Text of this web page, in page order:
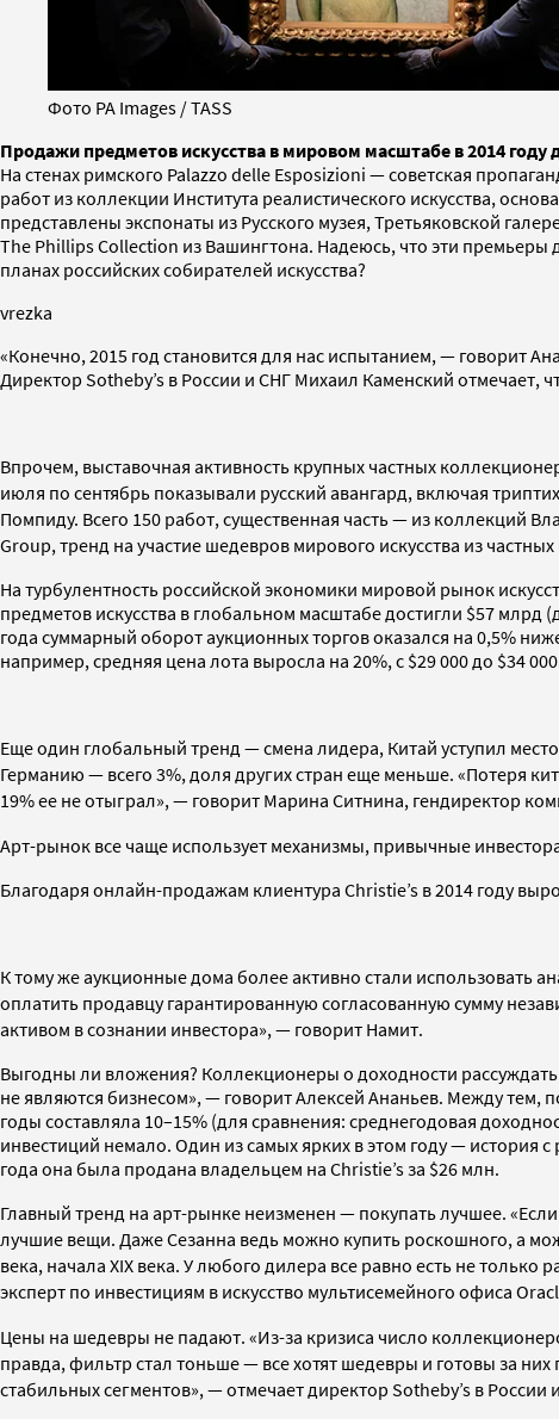
Фото PA Images / TASS
Продажи предметов искусства в мировом масштабе в 2014
На стенах римского Palazzo delle Esposizioni — советская
работ из коллекции Института реалистического искусства,
представлены экспонаты из Русского музея, Третьяковской
The Phillips Collection из Вашингтона. Надеюсь, что эти
планах российских собирателей искусства?
vrezka
«Конечно, 2015 год становится для нас испытанием, — говорит
Директор Sotheby’s в России и СНГ Михаил Каменский отмечает,
Впрочем, выставочная активность крупных частных
июля по сентябрь показывали русский авангард, включая
Помпиду. Всего 150 работ, существенная часть — из коллекций
Group, тренд на участие шедевров мирового искусства из
На турбулентность российской экономики мировой рынок
предметов искусства в глобальном масштабе достигли $57
года суммарный оборот аукционных торгов оказался на 0,5%
например, средняя цена лота выросла на 20%, с $29 000 до $34
Еще один глобальный тренд — смена лидера, Китай уступил
Германию — всего 3%, доля других стран еще меньше. «Потеря
19% ее не отыграл», — говорит Марина Ситнина, гендиректор
Арт-рынок все чаще использует механизмы, привычные
Благодаря онлайн-продажам клиентура Christie’s в 2014 году
К тому же аукционные дома более активно стали использовать
оплатить продавцу гарантированную согласованную сумму
активом в сознании инвестора», — говорит Намит.
Выгодны ли вложения? Коллекционеры о доходности
не являются бизнесом», — говорит Алексей Ананьев. Между тем,
годы составляла 10–15% (для сравнения: среднегодовая
инвестиций немало. Один из самых ярких в этом году — история с
года она была продана владельцем на Christie’s за $26 млн.
Главный тренд на арт-рынке неизменен — покупать лучшее.
лучшие вещи. Даже Сезанна ведь можно купить роскошного, а
века, начала XIX века. У любого дилера все равно есть не
эксперт по инвестициям в искусство мультисемейного офиса
Цены на шедевры не падают. «Из-за кризиса число
правда, фильтр стал тоньше — все хотят шедевры и готовы за
стабильных сегментов», — отмечает директор Sotheby’s в